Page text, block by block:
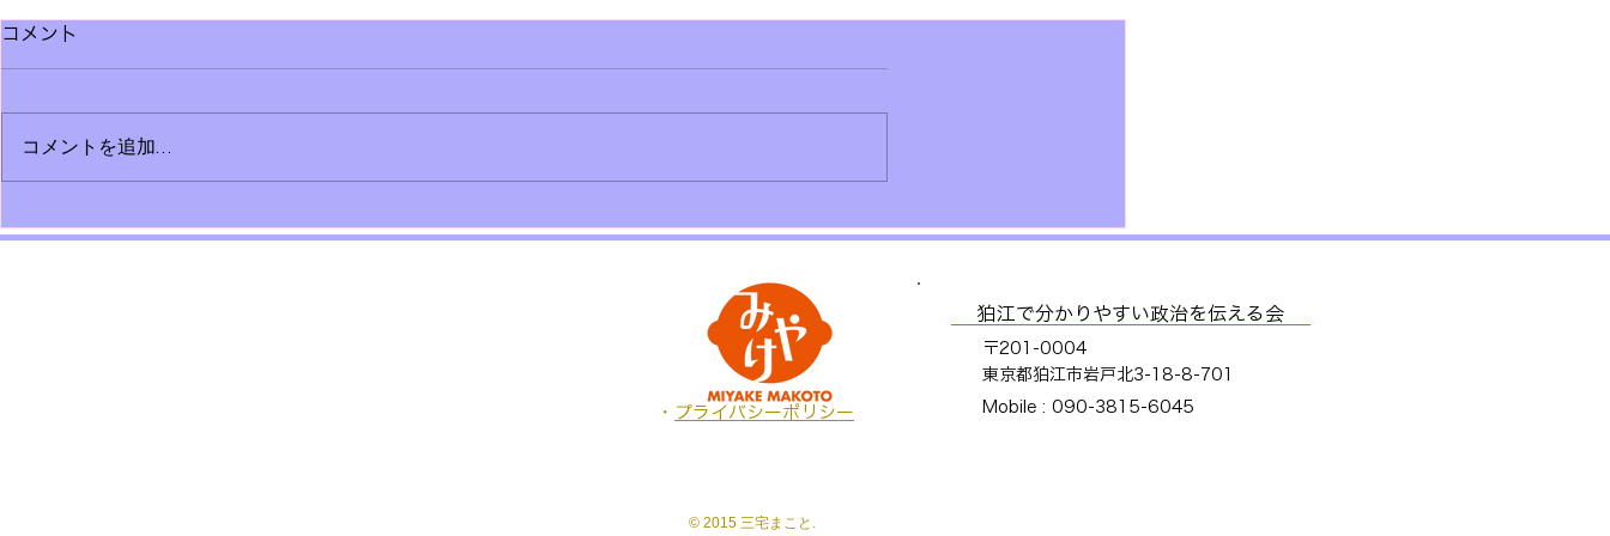
こと。
いただくために
コメント
コメントを追加…
・ プライバシーポリシー
狛江で分かりやすい政治を伝える会
〒201-0004
東京都狛江市岩戸北3-18-8-701
Mobile : 090-3815-6045
© 2015 三宅まこと.